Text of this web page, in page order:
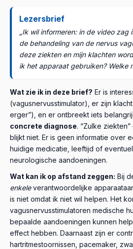
Lezersbrief
„Ik wil informeren: in de video zag
de behandeling van de nervus
deze ziekten en mijn klachten
ik het apparaat gebruiken? Welke
Wat zie ik in deze brief? Er is
(vagusnervusstimulator), er zijn
erger”), en er ontbreekt iets
concrete diagnose. “Zulke ziekten”
blijkt niet. Er is geen informatie over
huidige medicatie, leeftijd of
neurologische aandoeningen.
Wat kan ik op afstand zeggen: Bij
enkeleverantwoordelijke
is niet omdat ik niet wil helpen. Het
vagusnervusstimulatoren medische
bepaalde aandoeningen kunnen
effect hebben. Daarnaast zijn er
hartritmestoornissen, pacemaker,